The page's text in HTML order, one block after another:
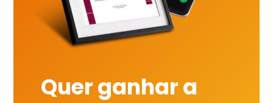
Quer ganhar a